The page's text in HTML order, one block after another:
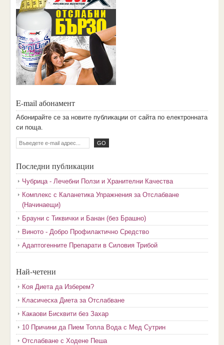
E-mail абонамент
Aбoниpaйтe ce зa нoвитe пyбликaции oт caйтa пo eлeктpoннaтa
cи пoщa.
Последни публикации
Чубрица - Лечебни Ползи и Хранителни Качества
Комплекс с Каланетика Упражнения за Отслабване
(Начинаещи)
Брауни с Тиквички и Банан (без Брашно)
Виното - Добро Профилактично Средство
Адаптогенните Препарати в Силовия Трибой
Най-четени
Коя Диета да Изберем?
Класическа Диета за Отслабване
Какаови Бисквити без Захар
10 Причини да Пием Топла Вода с Мед Сутрин
Отслабване с Ходене Пеша